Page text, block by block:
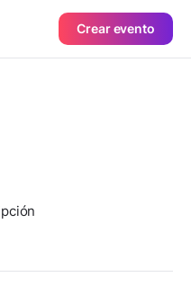
Crear evento